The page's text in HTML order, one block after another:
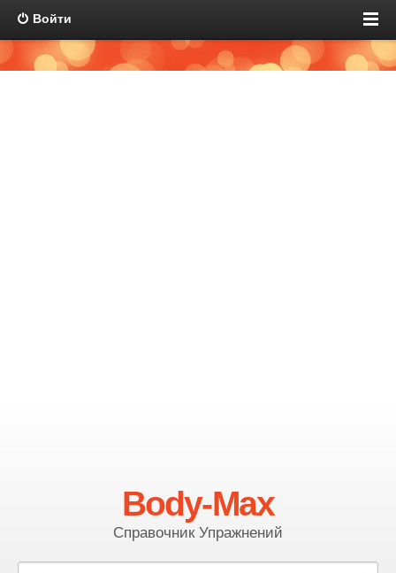
Войти
Body-Max
Справочник Упражнений